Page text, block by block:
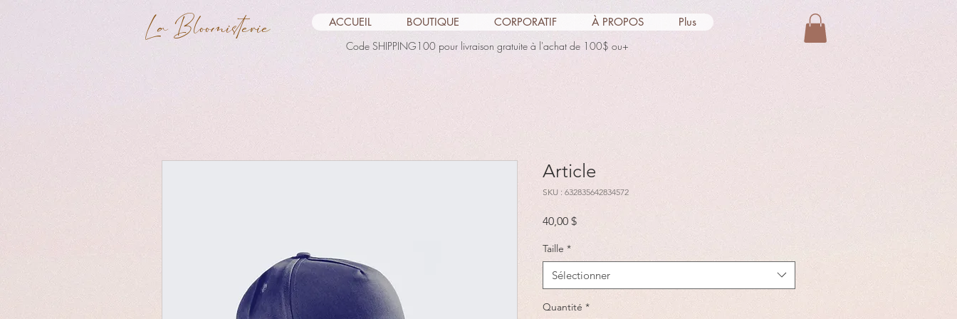
La Bloomisterie ACCUEIL BOUTIQUE CORPORATIF À PROPOS
Plus
Code SHIPPING100 pour livraison gratuite à l'achat de 100$ ou+
Article
SKU : 632835642834572
40,00 $Prix
Taille *
Sélectionner
Quantité *